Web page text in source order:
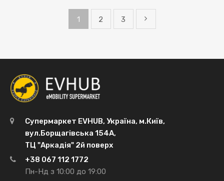
1 2 3
Супермаркет EVHUB, Україна, м.Київ,
вул.Борщагівська 154А,
ТЦ "Аркадія" 2й поверх
+38 067 112 1772
Пн-Нд з 10:00 до 19:00